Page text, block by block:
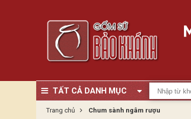
TẤT CẢ DANH MỤC
Trang chủ Chum sành ngâm rượu